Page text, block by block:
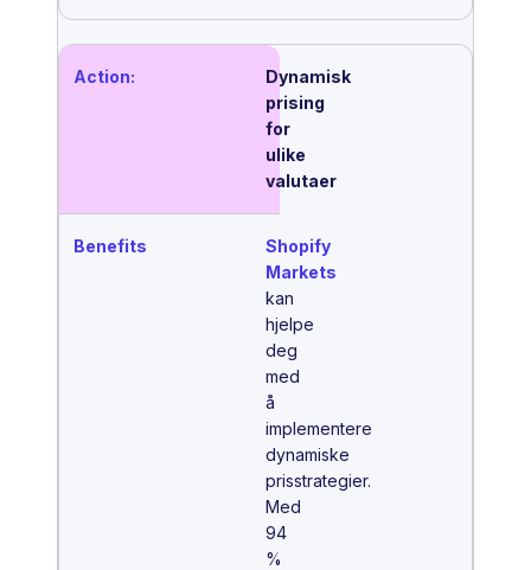
Dynamisk
prising
for
ulike
valutaer
Shopify
Markets
kan
hjelpe
deg
med
å
implementere
dynamiske
prisstrategier.
Med
94
%